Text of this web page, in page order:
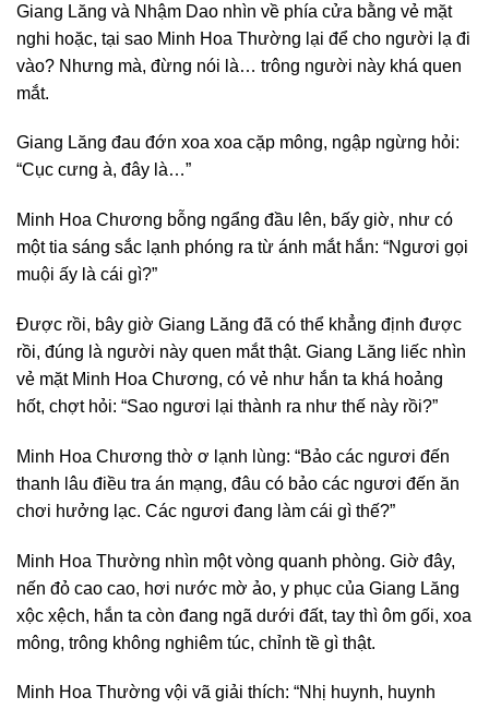
Giang Lăng và Nhậm Dao nhìn về phía cửa bằng vẻ mặt
nghi hoặc, tại sao Minh Hoa Thường lại để cho người lạ đi
vào? Nhưng mà, đừng nói là… trông người này khá quen
mắt.
Giang Lăng đau đớn xoa xoa cặp mông, ngập ngừng hỏi:
“Cục cưng à, đây là…”
Minh Hoa Chương bỗng ngẩng đầu lên, bấy giờ, như có
một tia sáng sắc lạnh phóng ra từ ánh mắt hắn: “Ngươi gọi
muội ấy là cái gì?”
Được rồi, bây giờ Giang Lăng đã có thể khẳng định được
rồi, đúng là người này quen mắt thật. Giang Lăng liếc nhìn
vẻ mặt Minh Hoa Chương, có vẻ như hắn ta khá hoảng
hốt, chợt hỏi: “Sao ngươi lại thành ra như thế này rồi?”
Minh Hoa Chương thờ ơ lạnh lùng: “Bảo các ngươi đến
thanh lâu điều tra án mạng, đâu có bảo các ngươi đến ăn
chơi hưởng lạc. Các ngươi đang làm cái gì thế?”
Minh Hoa Thường nhìn một vòng quanh phòng. Giờ đây,
nến đỏ cao cao, hơi nước mờ ảo, y phục của Giang Lăng
xộc xệch, hắn ta còn đang ngã dưới đất, tay thì ôm gối, xoa
mông, trông không nghiêm túc, chỉnh tề gì thật.
Minh Hoa Thường vội vã giải thích: “Nhị huynh, huynh